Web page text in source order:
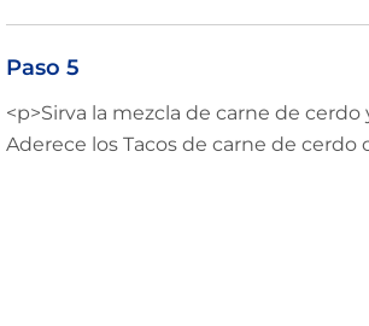
Paso 5
<p>Sirva la mezcla de carne de
Aderece los Tacos de carne de cerdo